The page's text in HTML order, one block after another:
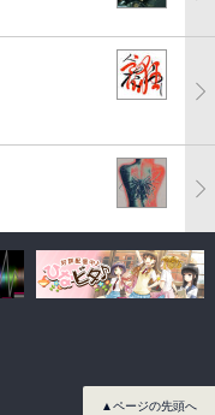
▲ページの先頭へ